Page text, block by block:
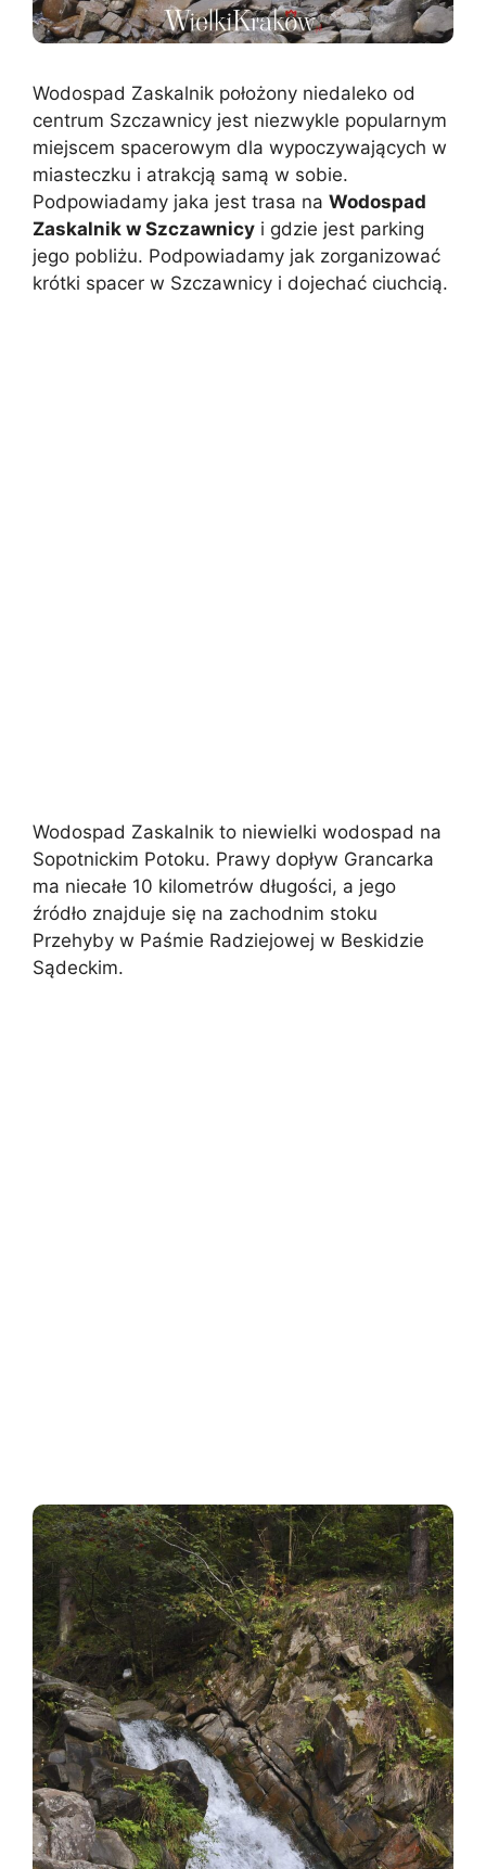
Wodospad Zaskalnik położony niedaleko od
centrum Szczawnicy jest niezwykle popularnym
miejscem spacerowym dla wypoczywających w
miasteczku i atrakcją samą w sobie.
Podpowiadamy jaka jest trasa na Wodospad
Zaskalnik w Szczawnicy i gdzie jest parking
jego pobliżu. Podpowiadamy jak zorganizować
krótki spacer w Szczawnicy i dojechać ciuchcią.
Wodospad Zaskalnik to niewielki wodospad na
Sopotnickim Potoku. Prawy dopływ Grancarka
ma niecałe 10 kilometrów długości, a jego
źródło znajduje się na zachodnim stoku
Przehyby w Paśmie Radziejowej w Beskidzie
Sądeckim.